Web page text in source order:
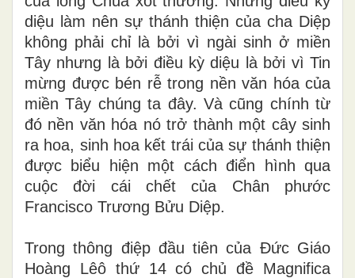
diệu làm nên sự thánh thiện của cha Diệp
không phải chỉ là bởi vì ngài sinh ở miền
Tây nhưng là bởi điều kỳ diệu là bởi vì Tin
mừng được bén rễ trong nền văn hóa của
miền Tây chúng ta đây. Và cũng chính từ
đó nền văn hóa nó trở thành một cây sinh
ra hoa, sinh hoa kết trái của sự thánh thiện
được biểu hiện một cách điển hình qua
cuộc đời cái chết của Chân phước
Francisco Trương Bửu Diệp.
Trong thông điệp đầu tiên của Đức Giáo
Hoàng Lêô thứ 14 có chủ đề Magnifica